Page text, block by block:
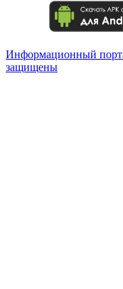
Информационный
защищены